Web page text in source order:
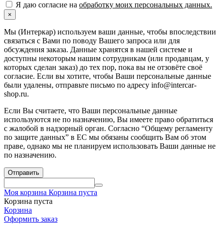
Я даю согласие на обработку моих персональных данных.
×
Мы (Интеркар) используем ваши данные, чтобы впоследствии
связаться с Вами по поводу Вашего запроса или для
обсуждения заказа. Данные хранятся в нашей системе и
доступны некоторым нашим сотрудникам (или продавцам, у
которых сделан заказ) до тех пор, пока вы не отзовёте своё
согласие. Если вы хотите, чтобы Ваши персональные данные
были удалены, отправьте письмо по адресу info@intercar-
shop.ru.
Если Вы считаете, что Ваши персональные данные
используются не по назначению, Вы имеете право обратиться
с жалобой в надзорный орган. Согласно “Общему регламенту
по защите данных” в ЕС мы обязаны сообщить Вам об этом
праве, однако мы не планируем использовать Ваши данные не
по назначению.
Отправить
Моя корзина Корзина пуста
Корзина пуста
Корзина
Оформить заказ